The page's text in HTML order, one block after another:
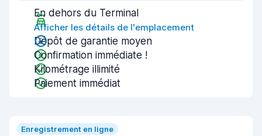
En dehors du Terminal
Afficher les détails de l'emplacement
Dépôt de garantie moyen
Confirmation immédiate !
Kilométrage illimité
Paiement immédiat
Enregistrement en ligne